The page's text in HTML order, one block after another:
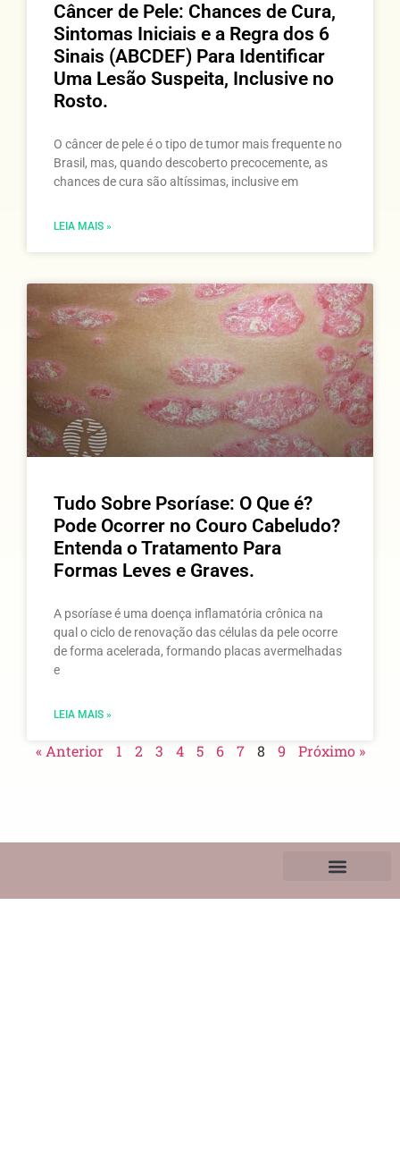
Câncer de Pele: Chances de Cura,
Sintomas Iniciais e a Regra dos 6
Sinais (ABCDEF) Para Identificar
Uma Lesão Suspeita, Inclusive no
Rosto.
O câncer de pele é o tipo de tumor mais frequente no
Brasil, mas, quando descoberto precocemente, as
chances de cura são altíssimas, inclusive em
LEIA MAIS »
Tudo Sobre Psoríase: O Que é?
Pode Ocorrer no Couro Cabeludo?
Entenda o Tratamento Para
Formas Leves e Graves.
A psoríase é uma doença inflamatória crônica na
qual o ciclo de renovação das células da pele ocorre
de forma acelerada, formando placas avermelhadas
e
LEIA MAIS »
« Anterior 1 2 3 4 5 6 7 8 9 Próximo »